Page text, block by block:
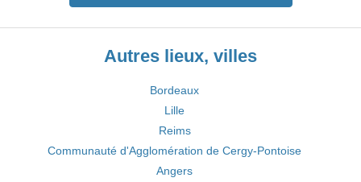
Autres lieux, villes
Bordeaux
Lille
Reims
Communauté d'Agglomération de Cergy-Pontoise
Angers